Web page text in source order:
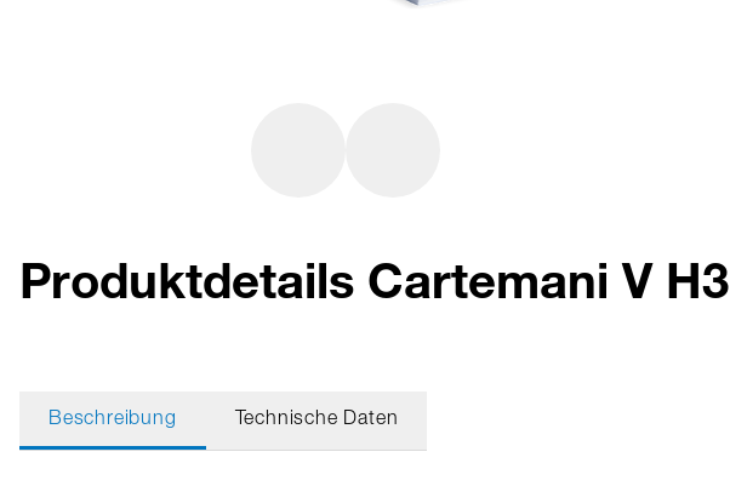
Produktdetails Cartemani V H3
Beschreibung Technische Daten